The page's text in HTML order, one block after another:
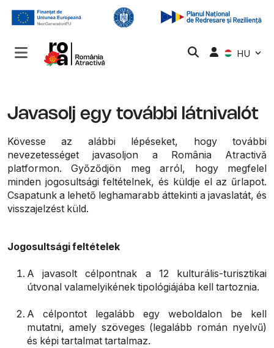
HU
Javasolj egy további látnivalót
Kövesse az alábbi lépéseket, hogy további
nevezetességet javasoljon a România Atractivă
platformon. Győződjön meg arról, hogy megfelel
minden jogosultsági feltételnek, és küldje el az űrlapot.
Csapatunk a lehető leghamarabb áttekinti a javaslatát, és
visszajelzést küld.
Jogosultsági feltételek
A javasolt célpontnak a 12 kulturális-turisztikai
útvonal valamelyikének tipológiájába kell tartoznia.
A célpontot legalább egy weboldalon be kell
mutatni, amely szöveges (legalább román nyelvű)
és képi tartalmat tartalmaz.